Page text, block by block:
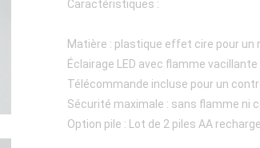
Caractéristiques :
Matière : plastique effet cire pour un
Éclairage LED avec flamme vacillante
Télécommande incluse pour un
Sécurité maximale : sans flamme ni
Option pile : Lot de 2 piles AA